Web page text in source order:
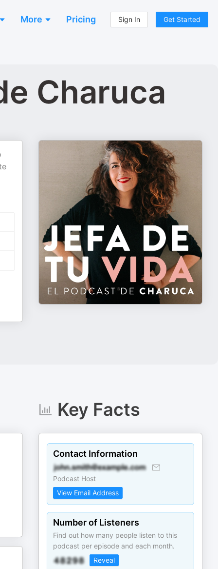
More Pricing Sign In Get Started
Charuca
Key Facts
Contact Information
Podcast Host
View Email Address
Number of Listeners
Find out how many people listen to this
podcast per episode and each month.
Reveal